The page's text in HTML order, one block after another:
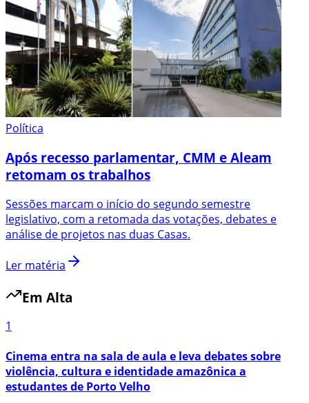
Política
Após recesso parlamentar, CMM e Aleam
retomam os trabalhos
Sessões marcam o início do segundo semestre
legislativo, com a retomada das votações, debates e
análise de projetos nas duas Casas.
Ler matéria
Em Alta
1
Cinema entra na sala de aula e leva debates sobre
violência, cultura e identidade amazônica a
estudantes de Porto Velho